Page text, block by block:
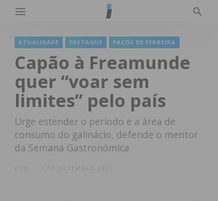
ATUALIDADE DESTAQUE PAÇOS DE FERREIRA
Capão à Freamunde
quer “voar sem
limites” pelo país
Urge estender o período e a área de
consumo do galinácio, defende o mentor
da Semana Gastronómica